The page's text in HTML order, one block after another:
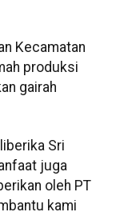
Kecamatan
produksi
gairah
Sri
juga
oleh PT
kami